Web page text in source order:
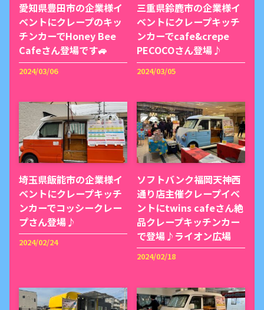
愛知県豊田市の企業様イ
ベントにクレープのキッ
チンカーでHoney Bee
Cafeさん登場です🚙
2024/03/06
三重県鈴鹿市の企業様イ
ベントにクレープキッチ
ンカーでcafe&crepe
PECOCOさん登場♪
2024/03/05
埼玉県飯能市の企業様イ
ベントにクレープキッチ
ンカーでコッシークレー
プさん登場♪
2024/02/24
ソフトバンク福岡天神西
通り店主催クレープイベ
ントにtwins cafeさん絶
品クレープキッチンカー
で登場♪ライオン広場
2024/02/18